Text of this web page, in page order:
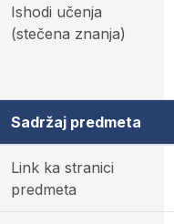
Ishodi učenja
(stečena znanja)
Sadržaj predmeta
Link ka stranici
predmeta